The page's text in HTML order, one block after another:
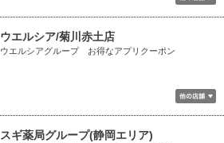
ウエルシア/菊川赤土店
ウエルシアグループ お得なアプリクーポン
スギ薬局グループ(静岡エリア)